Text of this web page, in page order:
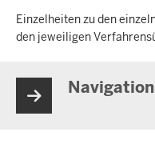
Einzelheiten zu den
den jeweiligen
Navigation